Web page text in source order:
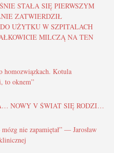
STAŁA SIĘ PIERWSZYM
ZATWIERDZIŁ
UŻYTKU W SZPITALACH
MILCZĄ NA TEN
homozwiązkach. Kotula
to oknem”
NOWY V ŚWIAT SIĘ RODZI…
nie zapamiętał” — Jarosław